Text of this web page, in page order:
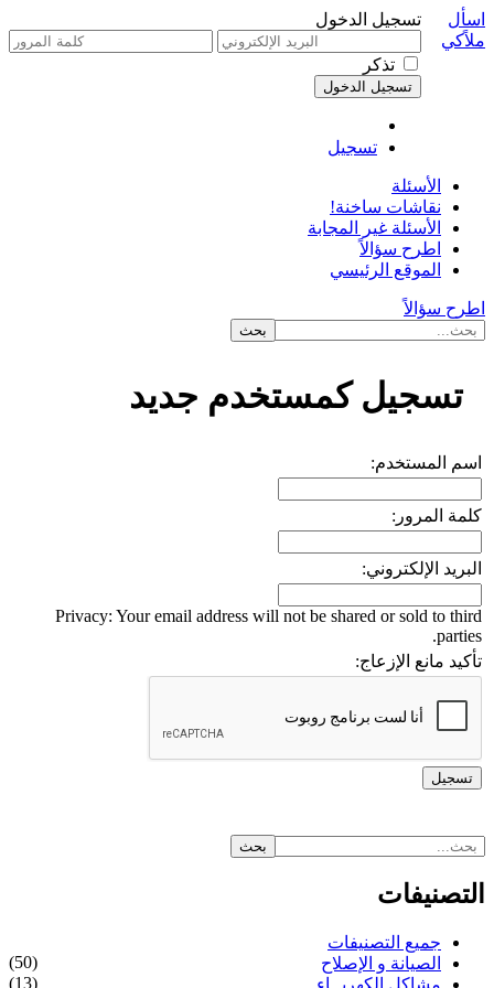
تسجيل الدخول
تذكر
تسجيل
اسأل
ملاًكي
الأسئلة
نقاشات ساخنة!
الأسئلة غير المجابة
اطرح سؤالاً
الموقع الرئيسي
اطرح سؤالاً
تسجيل كمستخدم جديد
اسم المستخدم:
كلمة المرور:
البريد الإلكتروني:
Privacy: Your email address will not be shared or sold to third
parties.
تأكيد مانع الإزعاج:
التصنيفات
جميع التصنيفات
الصيانة و الإصلاح
(50)
(13)